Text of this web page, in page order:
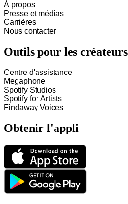
À propos
Presse et médias
Carrières
Nous contacter
Outils pour les créateurs
Centre d'assistance
Megaphone
Spotify Studios
Spotify for Artists
Findaway Voices
Obtenir l'appli